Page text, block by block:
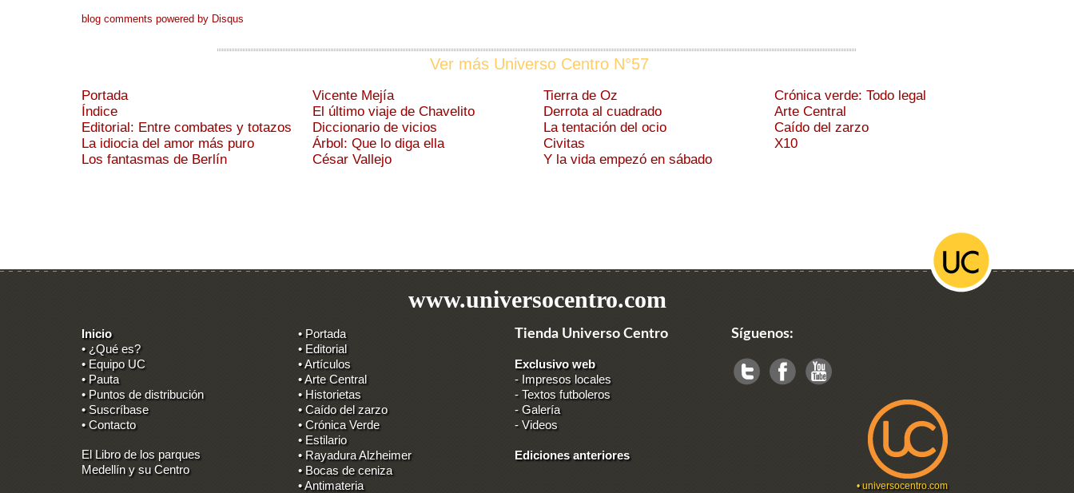
blog comments powered by Disqus
Ver más Universo Centro N°57
Portada
Índice
Editorial: Entre combates y totazos
La idiocia del amor más puro
Los fantasmas de Berlín
Vicente Mejía
El último viaje de Chavelito
Diccionario de vicios
Árbol: Que lo diga ella
César Vallejo
Tierra de Oz
Derrota al cuadrado
La tentación del ocio
Civitas
Y la vida empezó en sábado
Crónica verde: Todo legal
Arte Central
Caído del zarzo
X10
www.universocentro.com
Inicio
• ¿Qué es?
• Equipo UC
• Pauta
• Puntos de distribución
• Suscríbase
• Contacto
El Libro de los parques
Medellín y su Centro
• Portada
• Editorial
• Artículos
• Arte Central
• Historietas
• Caído del zarzo
• Crónica Verde
• Estilario
• Rayadura Alzheimer
• Bocas de ceniza
• Antimateria
Tienda Universo Centro
Exclusivo web
- Impresos locales
-Textos futboleros
-Galería
-Videos
Ediciones anteriores
Síguenos:
•universocentro.com